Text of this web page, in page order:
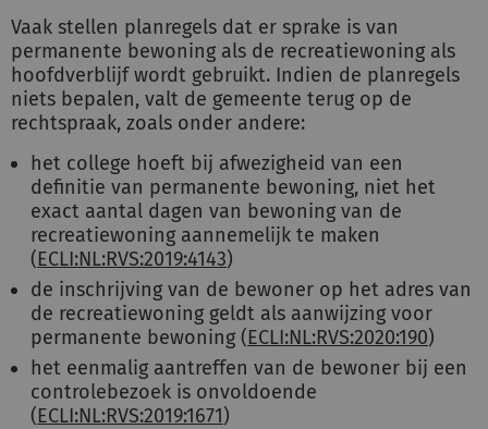
Vaak stellen planregels dat er sprake is van
permanente bewoning als de recreatiewoning als
hoofdverblijf wordt gebruikt. Indien de planregels
niets bepalen, valt de gemeente terug op de
rechtspraak, zoals onder andere:
het college hoeft bij afwezigheid van een
definitie van permanente bewoning, niet het
exact aantal dagen van bewoning van de
recreatiewoning aannemelijk te maken
(ECLI:NL:RVS:2019:4143)
de inschrijving van de bewoner op het adres van
de recreatiewoning geldt als aanwijzing voor
permanente bewoning (ECLI:NL:RVS:2020:190)
het eenmalig aantreffen van de bewoner bij een
controlebezoek is onvoldoende
(ECLI:NL:RVS:2019:1671)